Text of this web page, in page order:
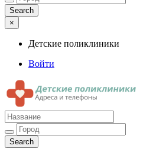
×
Детские поликлиники
Войти
Детские поликлиники
Адреса и телефоны поликлиник